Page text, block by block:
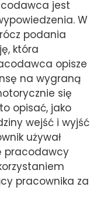
jest
W
podania
która
opisze
na wygraną
się
opisać, jako
wejść i wyjść
używał
pracodawcy
pracownika za